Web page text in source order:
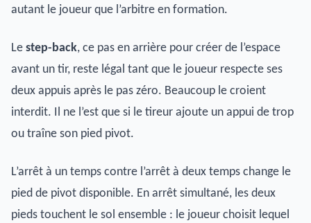
autant le joueur que l’arbitre en formation.
Le step-back, ce pas en arrière pour créer de l’espace
avant un tir, reste légal tant que le joueur respecte ses
deux appuis après le pas zéro. Beaucoup le croient
interdit. Il ne l’est que si le tireur ajoute un appui de trop
ou traîne son pied pivot.
L’arrêt à un temps contre l’arrêt à deux temps change le
pied de pivot disponible. En arrêt simultané, les deux
pieds touchent le sol ensemble : le joueur choisit lequel